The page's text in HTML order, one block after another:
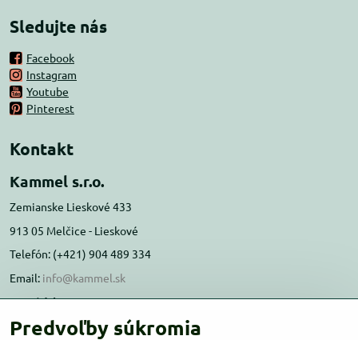
Sledujte nás
Facebook
Instagram
Youtube
Pinterest
Kontakt
Kammel s.r.o.
Zemianske Lieskové 433
913 05 Melčice - Lieskové
Telefón: (+421) 904 489 334
Email: info@kammel.sk
Prevádzka:
Administratívna budova PD Melčice
Predvoľby súkromia